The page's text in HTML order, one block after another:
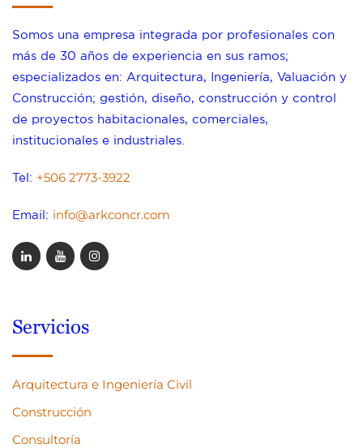
Somos una empresa integrada por profesionales con
más de 30 años de experiencia en sus ramos;
especializados en: Arquitectura, Ingeniería, Valuación y
Construcción; gestión, diseño, construcción y control
de proyectos habitacionales, comerciales,
institucionales e industriales.
Tel: +506 2773-3922
Email: info@arkconcr.com
Servicios
Arquitectura e Ingeniería Civil
Construcción
Consultoría